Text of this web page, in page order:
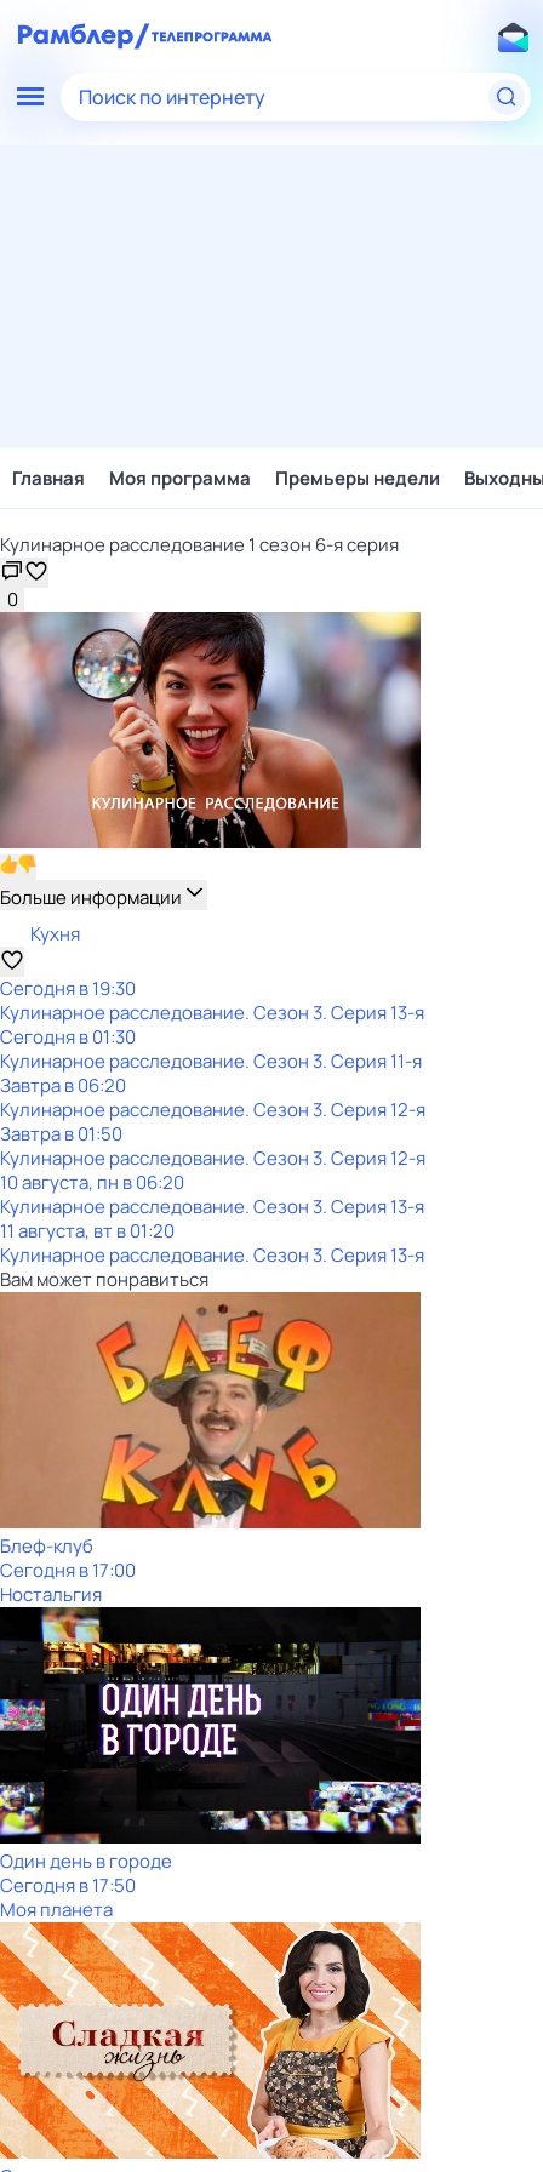
Поиск по интернету
Главная Моя программа Премьеры недели
Кулинарное расследование 1 сезон 6-я серия
0
Больше информации
Кухня
Сегодня в 19:30
Кулинарное расследование. Сезон 3. Серия 13-я
Сегодня в 01:30
Кулинарное расследование. Сезон 3. Серия 11-я
Завтра в 06:20
Кулинарное расследование. Сезон 3. Серия 12-я
Завтра в 01:50
Кулинарное расследование. Сезон 3. Серия 12-я
10 августа, пн в 06:20
Кулинарное расследование. Сезон 3. Серия 13-я
11 августа, вт в 01:20
Кулинарное расследование. Сезон 3. Серия 13-я
Вам может понравиться
Блеф-клуб
Сегодня в 17:00
Ностальгия
Один день в городе
Сегодня в 17:50
Моя планета